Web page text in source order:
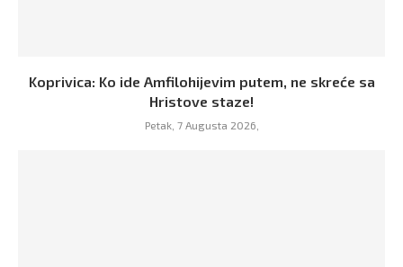
Koprivica: Ko ide Amfilohijevim putem, ne skreće sa
Hristove staze!
Petak, 7 Augusta 2026,